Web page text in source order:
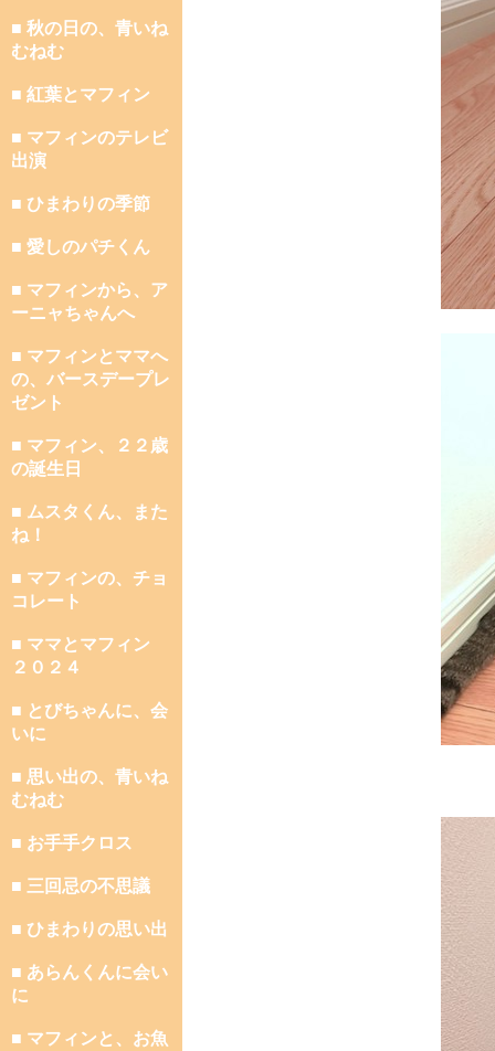
■ 秋の日の、青いね
むねむ
■ 紅葉とマフィン
■ マフィンのテレビ
出演
■ ひまわりの季節
■ 愛しのパチくん
■ マフィンから、ア
ーニャちゃんへ
■ マフィンとママへ
の、バースデープレ
ゼント
■ マフィン、２２歳
の誕生日
■ ムスタくん、また
ね！
■ マフィンの、チョ
コレート
■ ママとマフィン
２０２４
■ とびちゃんに、会
いに
■ 思い出の、青いね
むねむ
■ お手手クロス
■ 三回忌の不思議
■ ひまわりの思い出
■ あらんくんに会い
に
■ マフィンと、お魚